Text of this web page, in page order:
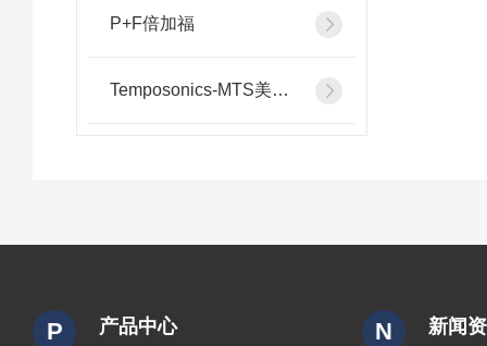
P+F倍加福
Temposonics-MTS美斯特
P 产品中心 N 新闻